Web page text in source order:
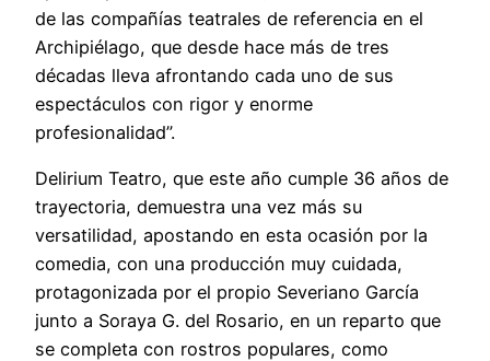
de las compañías teatrales de referencia en el
Archipiélago, que desde hace más de tres
décadas lleva afrontando cada uno de sus
espectáculos con rigor y enorme
profesionalidad”.
Delirium Teatro, que este año cumple 36 años de
trayectoria, demuestra una vez más su
versatilidad, apostando en esta ocasión por la
comedia, con una producción muy cuidada,
protagonizada por el propio Severiano García
junto a Soraya G. del Rosario, en un reparto que
se completa con rostros populares, como